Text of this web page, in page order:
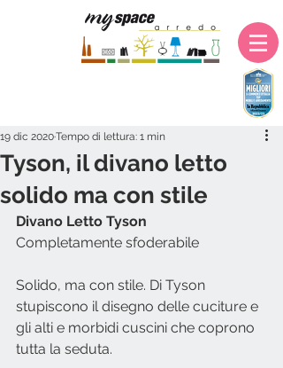
Tyson, il divano letto
solido ma con stile
19 dic 2020Tempo di lettura: 1 min
Divano Letto Tyson
Completamente sfoderabile
Solido, ma con stile. Di Tyson
stupiscono il disegno delle cuciture e
gli alti e morbidi cuscini che coprono
tutta la seduta.